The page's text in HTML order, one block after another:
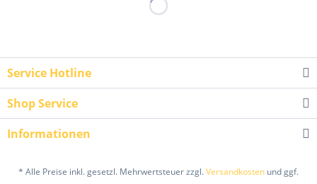
Service Hotline
Shop Service
Informationen
* Alle Preise inkl. gesetzl. Mehrwertsteuer zzgl.Versandkosten und ggf.